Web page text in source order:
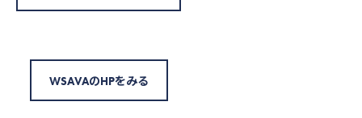
WSAVAのHPをみる